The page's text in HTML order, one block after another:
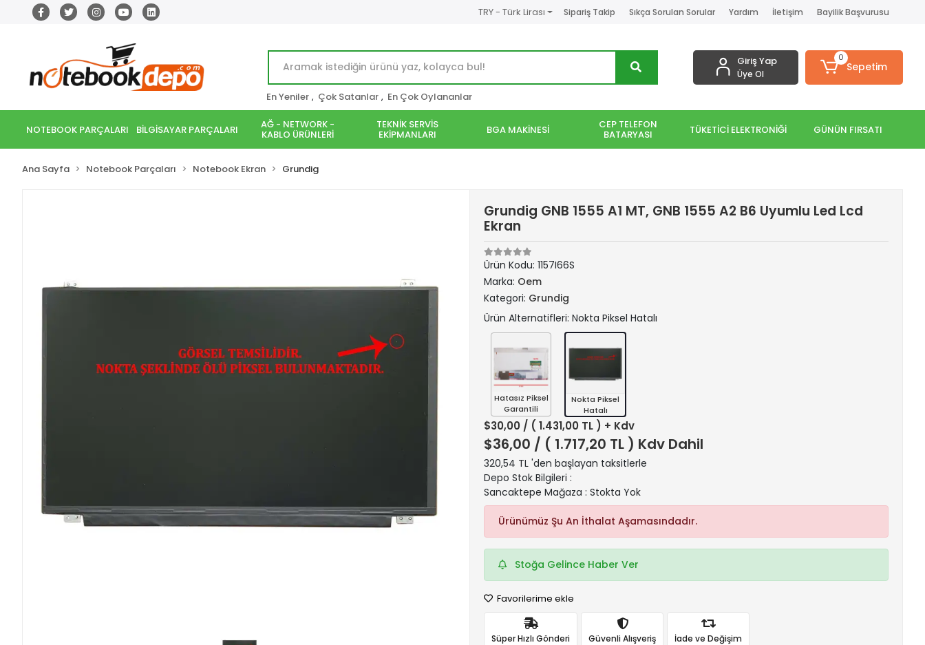
TRY - Türk Lirası Sipariş Takip Sıkça Sorulan Sorular Yardım İletişim Bayilik Başvurusu
En Yeniler , Çok Satanlar , En Çok Oylananlar
Giriş Yap
Üye Ol
0
Sepetim
NOTEBOOK PARÇALARI BİLGİSAYAR PARÇALARI AĞ - NETWORK -
KABLO ÜRÜNLERİ
TEKNİK SERVİS
EKİPMANLARI BGA MAKİNESİ CEP TELEFON
BATARYASI TÜKETİCİ ELEKTRONİĞİ GÜNÜN FIRSATI
Ana Sayfa Notebook Parçaları Notebook Ekran Grundig
Grundig GNB 1555 A1 MT, GNB 1555 A2 B6 Uyumlu Led Lcd
Ekran
Ürün Kodu: 1157I66S
Marka: Oem
Kategori: Grundig
Ürün Alternatifleri: Nokta Piksel Hatalı
Hatasız Piksel
Garantili
Nokta Piksel
Hatalı
$30,00 / ( 1.431,00 TL ) + Kdv
$36,00 / ( 1.717,20 TL ) Kdv Dahil
320,54 TL 'den başlayan taksitlerle
Depo Stok Bilgileri :
Sancaktepe Mağaza : Stokta Yok
Ürünümüz Şu An İthalat Aşamasındadır.
Stoğa Gelince Haber Ver
Favorilerime ekle
Süper Hızlı Gönderi Güvenli Alışveriş İade ve Değişim